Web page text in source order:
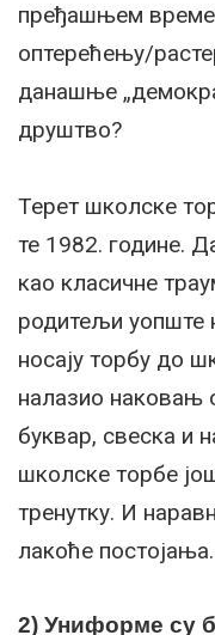
пређашњем
оптерећењу/
данашње
друштво?
Терет школске
те 1982. године.
као класичне
родитељи уопште
носају торбу до
налазио наковањ
буквар, свеска и
школске торбе
тренутку. И
лакоће постојања.
2) Униформе су